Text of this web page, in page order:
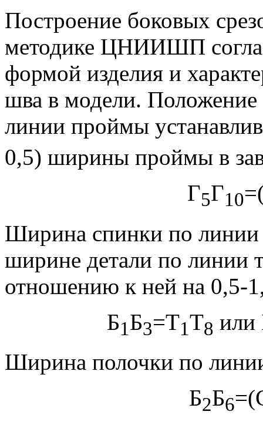
Построение боковых
методике ЦНИИШП
формой изделия и
шва в модели.
линии проймы
0,5) ширины проймы в
Г5Г10
Ширина спинки по линии
ширине детали по линии
отношению к ней на 0,5-
Б1Б3=Т1Т8 или
Ширина полочки по линии
Б2Б6